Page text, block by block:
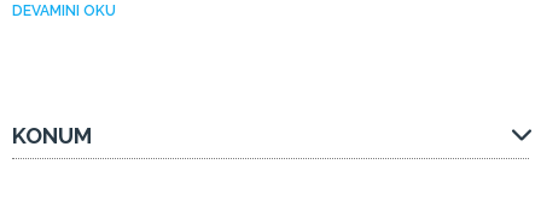
DEVAMINI OKU
KONUM